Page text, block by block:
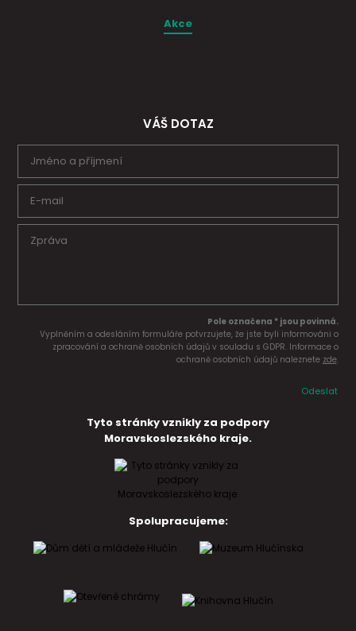
Akce
VÁŠ DOTAZ
Pole označena * jsou povinná.
Vyplněním a odesláním formuláře potvrzujete, že jste byli informováni o
zpracování a ochraně osobních údajů v souladu s GDPR. Informace o
ochraně osobních údajů naleznete zde.
Odeslat
Tyto stránky vznikly za podpory
Moravskoslezského kraje.
Spolupracujeme: